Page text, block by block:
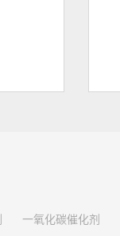
一氧化碳催化剂